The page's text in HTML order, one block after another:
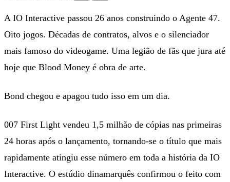
A IO Interactive passou 26 anos construindo o Agente 47.
Oito jogos. Décadas de contratos, alvos e o silenciador
mais famoso do videogame. Uma legião de fãs que jura até
hoje que Blood Money é obra de arte.
Bond chegou e apagou tudo isso em um dia.
007 First Light vendeu 1,5 milhão de cópias nas primeiras
24 horas após o lançamento, tornando-se o título que mais
rapidamente atingiu esse número em toda a história da IO
Interactive. O estúdio dinamarquês confirmou o feito com